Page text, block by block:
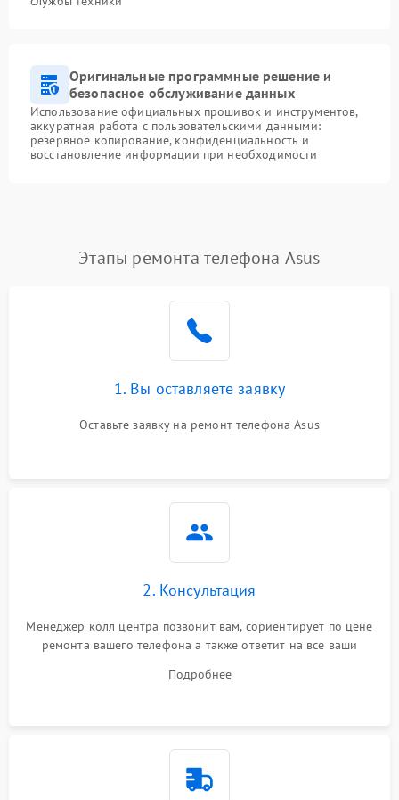
Оригинальные программные решение и
безопасное обслуживание данных
Использование официальных прошивок и инструментов,
аккуратная работа с пользовательскими данными:
резервное копирование, конфиденциальность и
восстановление информации при необходимости
Этапы ремонта телефона Asus
1. Вы оставляете заявку
Оставьте заявку на ремонт телефона Asus
2. Консультация
Менеджер колл центра позвонит вам, сориентирует по цене
ремонта вашего телефона а также ответит на все ваши
Подробнее